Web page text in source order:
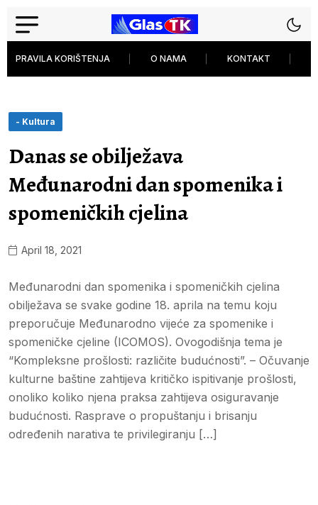
PRAVILA KORIŠTENJA O NAMA KONTAKT
- Kultura
Danas se obilježava
Međunarodni dan spomenika i
spomeničkih cjelina
April 18, 2021
Međunarodni dan spomenika i spomeničkih cjelina
obilježava se svake godine 18. aprila na temu koju
preporučuje Međunarodno vijeće za spomenike i
spomeničke cjeline (ICOMOS). Ovogodišnja tema je
“Kompleksne prošlosti: različite budućnosti”. – Očuvanje
kulturne baštine zahtijeva kritičko ispitivanje prošlosti,
onoliko koliko njena praksa zahtijeva osiguravanje
budućnosti. Rasprave o propuštanju i brisanju
određenih narativa te privilegiranju […]